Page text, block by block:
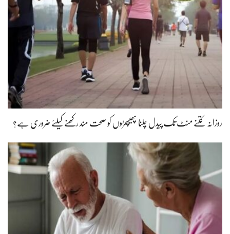
روزانہ کتنے منٹ تک پیدل چلنا پھیپھڑوں کو صحت مند رکھنے کیلئے ضروری ہے؟